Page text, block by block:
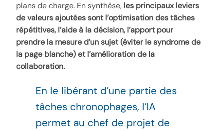
plans de charge. En synthèse, les principaux leviers
de valeurs ajoutées sont l’optimisation des tâches
répétitives, l’aide à la décision, l’apport pour
prendre la mesure d’un sujet (éviter le syndrome de
la page blanche) et l’amélioration de la
collaboration.
En le libérant d’une partie des
tâches chronophages, l’IA
permet au chef de projet de